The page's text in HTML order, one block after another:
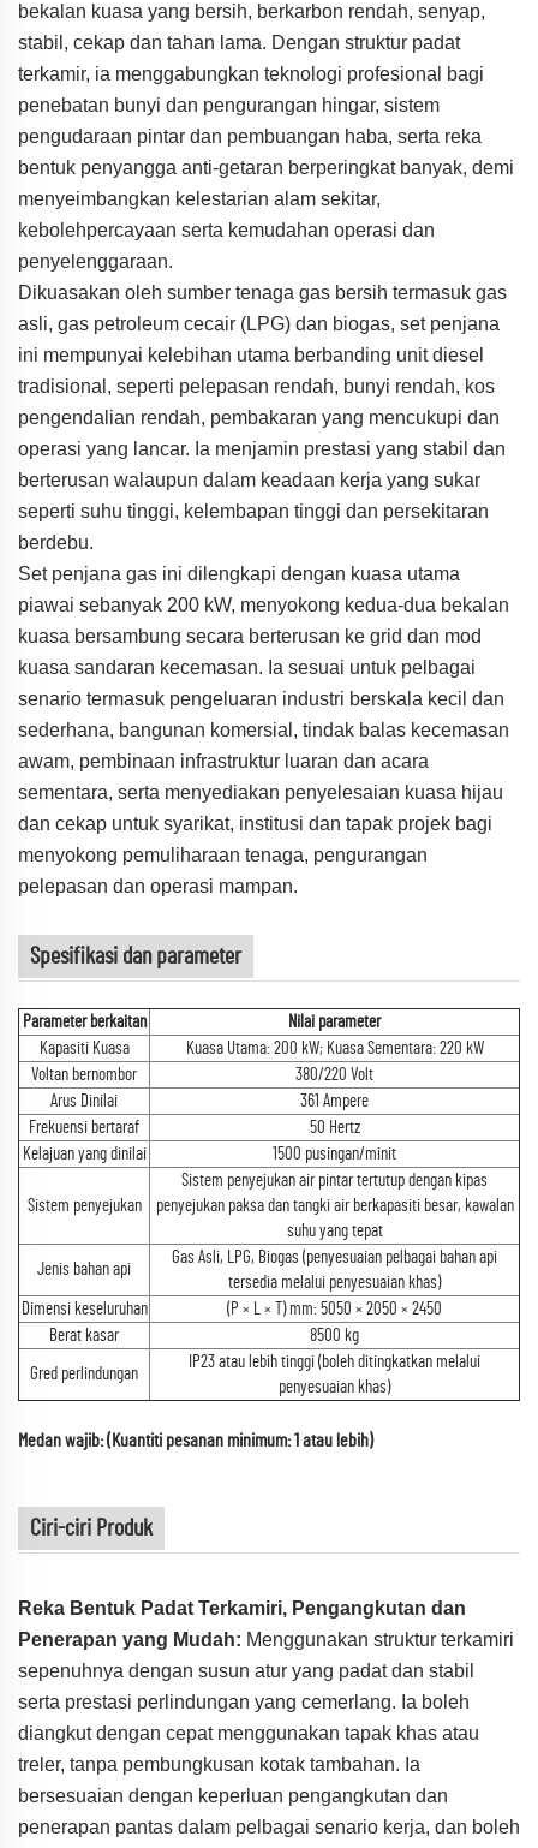
bekalan kuasa yang bersih, berkarbon rendah, senyap,
stabil, cekap dan tahan lama. Dengan struktur padat
terkamir, ia menggabungkan teknologi profesional bagi
penebatan bunyi dan pengurangan hingar, sistem
pengudaraan pintar dan pembuangan haba, serta reka
bentuk penyangga anti-getaran berperingkat banyak, demi
menyeimbangkan kelestarian alam sekitar,
kebolehpercayaan serta kemudahan operasi dan
penyelenggaraan.
Dikuasakan oleh sumber tenaga gas bersih termasuk gas
asli, gas petroleum cecair (LPG) dan biogas, set penjana
ini mempunyai kelebihan utama berbanding unit diesel
tradisional, seperti pelepasan rendah, bunyi rendah, kos
pengendalian rendah, pembakaran yang mencukupi dan
operasi yang lancar. Ia menjamin prestasi yang stabil dan
berterusan walaupun dalam keadaan kerja yang sukar
seperti suhu tinggi, kelembapan tinggi dan persekitaran
berdebu.
Set penjana gas ini dilengkapi dengan kuasa utama
piawai sebanyak 200 kW, menyokong kedua-dua bekalan
kuasa bersambung secara berterusan ke grid dan mod
kuasa sandaran kecemasan. Ia sesuai untuk pelbagai
senario termasuk pengeluaran industri berskala kecil dan
sederhana, bangunan komersial, tindak balas kecemasan
awam, pembinaan infrastruktur luaran dan acara
sementara, serta menyediakan penyelesaian kuasa hijau
dan cekap untuk syarikat, institusi dan tapak projek bagi
menyokong pemuliharaan tenaga, pengurangan
pelepasan dan operasi mampan.
Spesifikasi dan parameter
Parameter berkaitan
Nilai parameter
Kapasiti Kuasa
Kuasa Utama: 200 kW; Kuasa Sementara: 220 kW
Voltan bernombor
380/220 Volt
Arus Dinilai
361 Ampere
Frekuensi bertaraf
50 Hertz
Kelajuan yang dinilai
1500 pusingan/minit
Sistem penyejukan
Sistem penyejukan air pintar tertutup dengan kipas
penyejukan paksa dan tangki air berkapasiti besar, kawalan
suhu yang tepat
Jenis bahan api
Gas Asli, LPG, Biogas (penyesuaian pelbagai bahan api
tersedia melalui penyesuaian khas)
Dimensi keseluruhan
(P × L × T) mm: 5050 × 2050 × 2450
Berat kasar
8500 kg
Gred perlindungan
IP23 atau lebih tinggi (boleh ditingkatkan melalui
penyesuaian khas)
Medan wajib: (Kuantiti pesanan minimum: 1 atau lebih)
Ciri-ciri Produk
Reka Bentuk Padat Terkamiri, Pengangkutan dan
Penerapan yang Mudah: Menggunakan struktur terkamiri
sepenuhnya dengan susun atur yang padat dan stabil
serta prestasi perlindungan yang cemerlang. Ia boleh
diangkut dengan cepat menggunakan tapak khas atau
treler, tanpa pembungkusan kotak tambahan. Ia
bersesuaian dengan keperluan pengangkutan dan
penerapan pantas dalam pelbagai senario kerja, dan boleh